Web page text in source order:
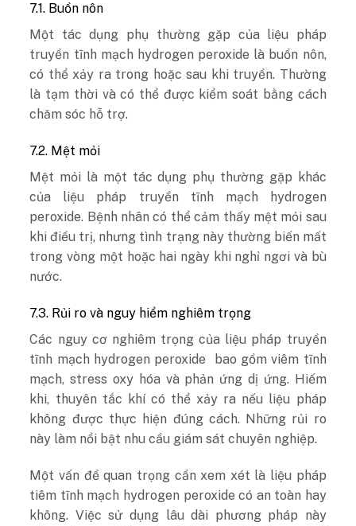
7.1. Buồn nôn
Một tác dụng phụ thường gặp của liệu pháp
truyền tĩnh mạch hydrogen peroxide là buồn nôn,
có thể xảy ra trong hoặc sau khi truyền. Thường
là tạm thời và có thể được kiểm soát bằng cách
chăm sóc hỗ trợ.
7.2. Mệt mỏi
Mệt mỏi là một tác dụng phụ thường gặp khác
của liệu pháp truyền tĩnh mạch hydrogen
peroxide. Bệnh nhân có thể cảm thấy mệt mỏi sau
khi điều trị, nhưng tình trạng này thường biến mất
trong vòng một hoặc hai ngày khi nghỉ ngơi và bù
nước.
7.3. Rủi ro và nguy hiểm nghiêm trọng
Các nguy cơ nghiêm trọng của liệu pháp truyền
tĩnh mạch hydrogen peroxide bao gồm viêm tĩnh
mạch, stress oxy hóa và phản ứng dị ứng. Hiếm
khi, thuyên tắc khí có thể xảy ra nếu liệu pháp
không được thực hiện đúng cách. Những rủi ro
này làm nổi bật nhu cầu giám sát chuyên nghiệp.
Một vấn đề quan trọng cần xem xét là liệu pháp
tiêm tĩnh mạch hydrogen peroxide có an toàn hay
không. Việc sử dụng lâu dài phương pháp này